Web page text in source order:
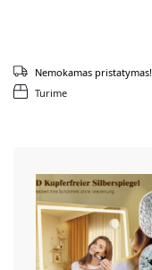
Turime
Nemokamas pristatymas!